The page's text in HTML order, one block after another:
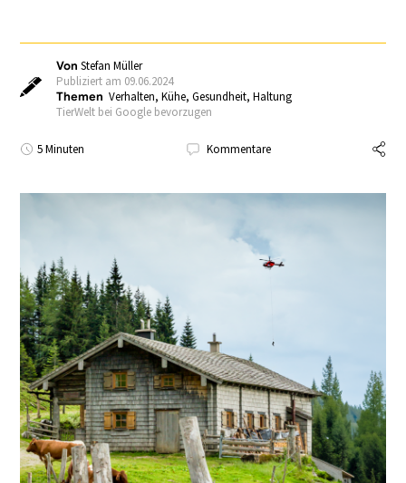
VonStefan Müller
Publiziert am 09.06.2024
Themen Verhalten,Kühe,Gesundheit,Haltung
TierWelt bei Google bevorzugen
5 Minuten Kommentare